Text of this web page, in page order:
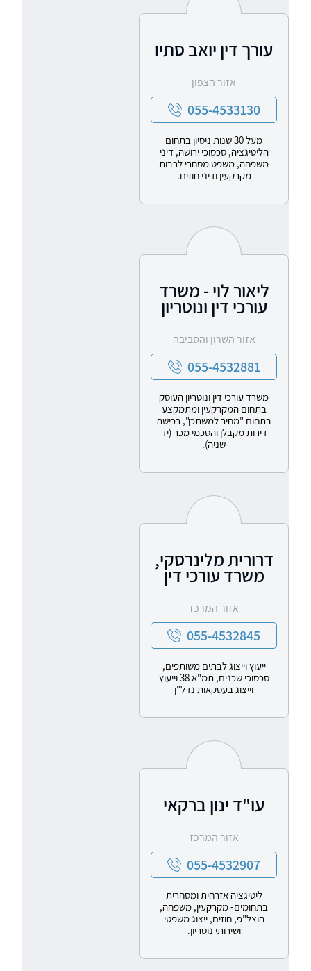
עורך דין יואב סתיו
אזור הצפון
055-4533130
מעל 30 שנות ניסיון בתחום
הליטיגציה, סכסוכי ירושה, דיני
משפחה, משפט מסחרי לרבות
מקרקעין ודיני חוזים.
ליאור לוי - משרד
עורכי דין ונוטריון
אזור השרון והסביבה
055-4532881
משרד עורכי דין ונוטריון העוסק
בתחום המקרקעין ומתמקצע
בתחום "מחיר למשתכן", רכישת
דירות מקבלן והסכמי מכר (יד
שניה).
דרורית מלינרסקי,
משרד עורכי דין
אזור המרכז
055-4532845
ייעוץ וייצוג לבתים משותפים,
סכסוכי שכנים, תמ"א 38 וייעוץ
וייצוג בעסקאות נדל"ן
עו"ד ינון ברקאי
אזור המרכז
055-4532907
ליטיגציה אזרחית ומסחרית
בתחומים- מקרקעין, משפחה,
הוצל"פ, חוזים, ייצוג משפטי
ושירותי נוטריון.